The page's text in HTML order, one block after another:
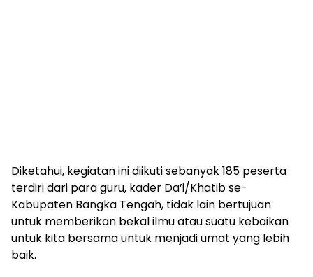
Diketahui, kegiatan ini diikuti sebanyak 185 peserta
terdiri dari para guru, kader Da’i/Khatib se-
Kabupaten Bangka Tengah, tidak lain bertujuan
untuk memberikan bekal ilmu atau suatu kebaikan
untuk kita bersama untuk menjadi umat yang lebih
baik.